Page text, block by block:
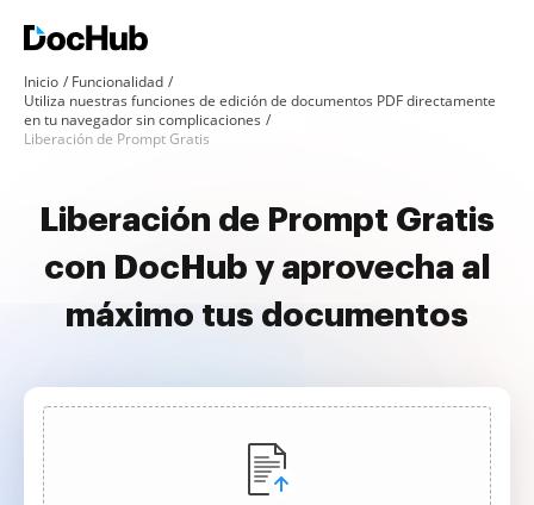
Inicio
Funcionalidad
Utiliza nuestras funciones de edición de documentos PDF directamente
en tu navegador sin complicaciones
Liberación de Prompt Gratis
Liberación de Prompt Gratis
con DocHub y aprovecha al
máximo tus documentos